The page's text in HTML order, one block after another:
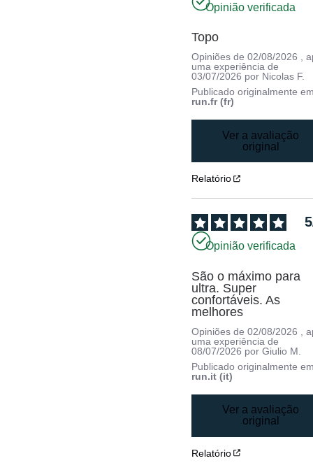
Opinião verificada
Topo
Opiniões de02/08/2026
,
uma experiência de
03/07/2026 por Nicolas F.
Publicado originalmente
run.fr (fr)
Ver a avaliação
original
Relatório
5
Opinião verificada
São o máximo para
ultra. Super
confortáveis. As
melhores
Opiniões de02/08/2026
,
uma experiência de
08/07/2026 porGiulio M.
Publicado originalmente
run.it (it)
Ver a avaliação
original
Relatório